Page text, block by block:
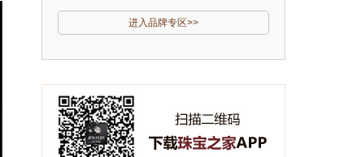
进入品牌专区>>